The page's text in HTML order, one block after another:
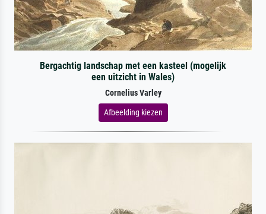
Bergachtig landschap met een kasteel (mogelijk
een uitzicht in Wales)
Cornelius Varley
Afbeelding kiezen